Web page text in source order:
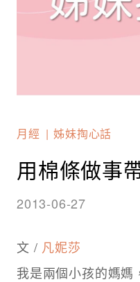
月經 姊妹掏心話
用棉條做事
2013-06-27
文 / 凡妮莎
我是兩個小孩的媽媽